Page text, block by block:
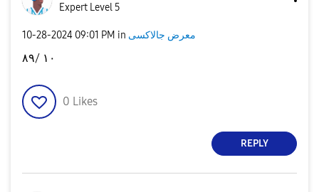
Expert Level 5
‎10-28-2024 09:01 PM in معرض جالاكسى
١٠ /٨٩
0 Likes
REPLY